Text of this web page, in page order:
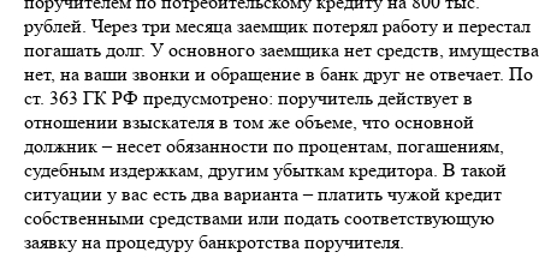
рублей. Через три месяца заемщик потерял работу и перестал
погашать долг. У основного заемщика нет средств, имущества
нет, на ваши звонки и обращение в банк друг не отвечает. По
ст. 363 ГК РФ предусмотрено: поручитель действует в
отношении взыскателя в том же объеме, что основной
должник – несет обязанности по процентам, погашениям,
судебным издержкам, другим убыткам кредитора. В такой
ситуации у вас есть два варианта – платить чужой кредит
собственными средствами или подать соответствующую
заявку на процедуру банкротства поручителя.